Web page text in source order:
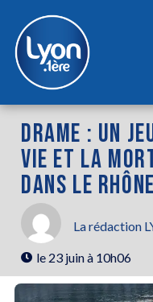
DRAME : UN
VIE ET LA
DANS LE RHÔNE
La rédaction
le 23 juin à 10h06